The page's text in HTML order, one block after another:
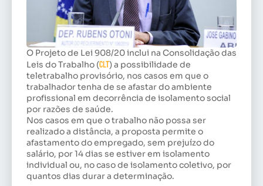
O Projeto de Lei 908/20 inclui na Consolidação das
Leis do Trabalho (CLT) a possibilidade de
teletrabalho provisório, nos casos em que o
trabalhador tenha de se afastar do ambiente
profissional em decorrência de isolamento social
por razões de saúde.
Nos casos em que o trabalho não possa ser
realizado a distância, a proposta permite o
afastamento do empregado, sem prejuízo do
salário, por 14 dias se estiver em isolamento
individual ou, no caso de isolamento coletivo, por
quantos dias durar a determinação.